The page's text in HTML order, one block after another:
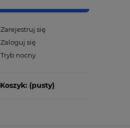
Zarejestruj się
Zaloguj się
Koszyk: (pusty)